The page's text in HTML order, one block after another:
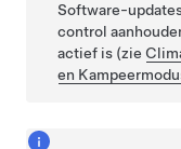
Software-
control
actief is (zie
en